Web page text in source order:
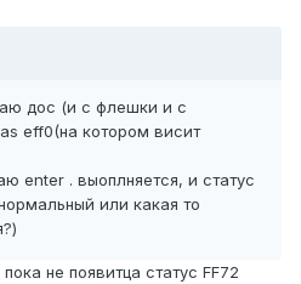
дос (и с флешки и с
eff0(на котором висит
enter . выоплняется, и статус
или какая то
не появитца статус FF72